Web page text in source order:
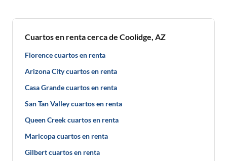
Cuartos en renta cerca de Coolidge, AZ
Florence cuartos en renta
Arizona City cuartos en renta
Casa Grande cuartos en renta
San Tan Valley cuartos en renta
Queen Creek cuartos en renta
Maricopa cuartos en renta
Gilbert cuartos en renta